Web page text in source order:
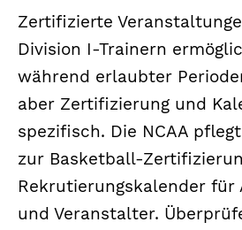
Zertifizierte
Division I-Trainern
während erlaubter
aber Zertifizierung und
spezifisch. Die NCAA
zur Basketball-
Rekrutierungskalender für
und Veranstalter.